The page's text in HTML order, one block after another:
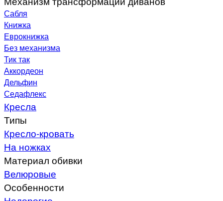
Сабля
Книжка
Еврокнижка
Без механизма
Тик так
Аккордеон
Дельфин
Седафлекс
Кресла
Типы
Кресло-кровать
На ножках
Материал обивки
Велюровые
Особенности